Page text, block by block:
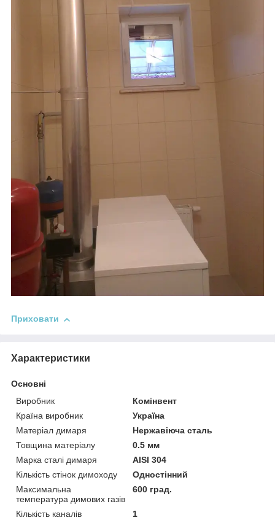
Приховати
Характеристики
Основні
Виробник
Комінвент
Країна виробник
Україна
Матеріал димаря
Нержавіюча сталь
Товщина матеріалу
0.5 мм
Марка сталі димаря
AISI 304
Кількість стінок димоходу
Одностінний
Максимальна
температура димових газів
600 град.
Кількість каналів
1